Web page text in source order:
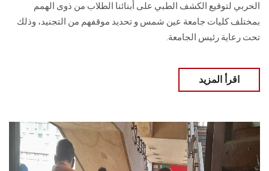
الحربي لتوقيع الكشف الطبي على أبنائنا الطلاب من ذوى الهمم
بمختلف كليات جامعة عين شمس و تحديد موقفهم من التجنيد، وذلك
تحت رعاية رئيس الجامعة.
اقرأ المزيد